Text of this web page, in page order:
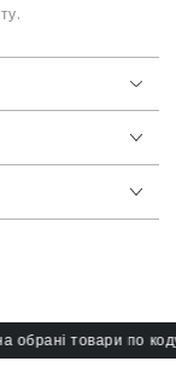
товари по коду: